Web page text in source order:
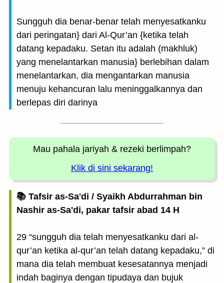
Sungguh dia benar-benar telah menyesatkanku
dari peringatan} dari Al-Qur’an {ketika telah
datang kepadaku. Setan itu adalah (makhluk)
yang menelantarkan manusia} berlebihan dalam
menelantarkan, dia mengantarkan manusia
menuju kehancuran lalu meninggalkannya dan
berlepas diri darinya
Mau pahala jariyah & rezeki berlimpah?
Klik di sini sekarang!
📚 Tafsir as-Sa'di / Syaikh Abdurrahman bin
Nashir as-Sa'di, pakar tafsir abad 14 H
29 “sungguh dia telah menyesatkanku dari al-
qur’an ketika al-qur’an telah datang kepadaku,” di
mana dia telah membuat kesesatannya menjadi
indah baginya dengan tipudaya dan bujuk